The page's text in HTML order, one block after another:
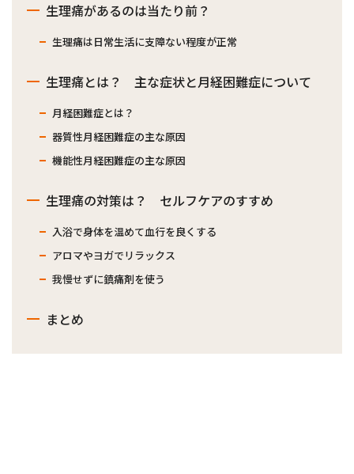
生理痛があるのは当たり前？
生理痛は日常生活に支障ない程度が正常
生理痛とは？ 主な症状と月経困難症について
月経困難症とは？
器質性月経困難症の主な原因
機能性月経困難症の主な原因
生理痛の対策は？ セルフケアのすすめ
入浴で身体を温めて血行を良くする
アロマやヨガでリラックス
我慢せずに鎮痛剤を使う
まとめ